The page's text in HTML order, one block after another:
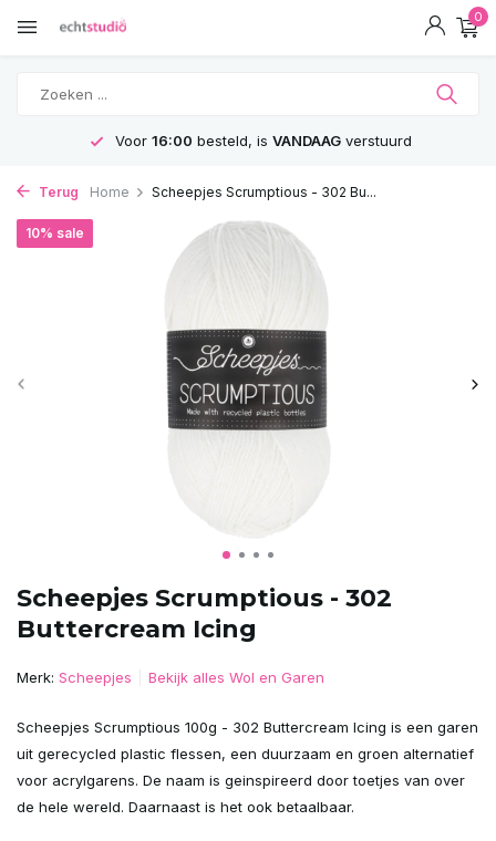
0
GRATISVerzending vanaf 75€
Terug Home Scheepjes Scrumptious - 302 Bu...
Scheepjes Scrumptious - 302
Buttercream Icing
10% sale
Merk: Scheepjes Bekijk alles Wol en Garen
Scheepjes Scrumptious 100g - 302 Buttercream Icing is een garen
uit gerecycled plastic flessen, een duurzaam en groen alternatief
voor acrylgarens. De naam is geinspireerd door toetjes van over
de hele wereld. Daarnaast is het ook betaalbaar.